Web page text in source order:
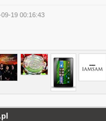
19 00:16:43